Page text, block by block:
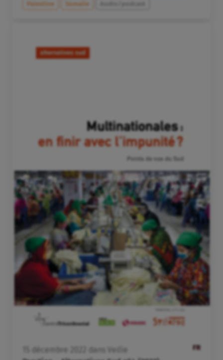
Palestine
Somalie
FR
décembre dans
Veille